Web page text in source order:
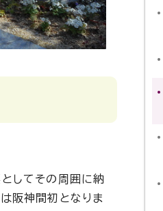
してその周囲に納
阪神間初となりま